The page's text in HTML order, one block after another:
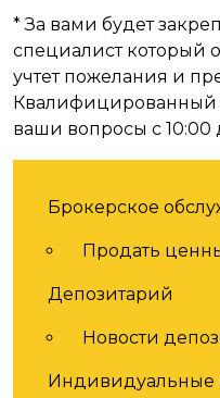
* За вами будет
специалист который
учтет пожелания и
Квалифицированный
ваши вопросы с 10:00
Услуги
Брокерское
Продать
Депозитарий
Новости
Индивидуальные